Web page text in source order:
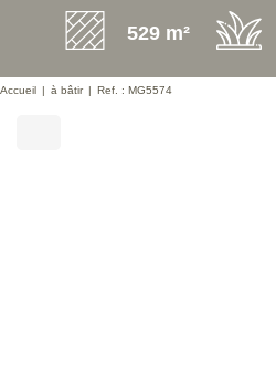
529 m²
Accueil à bâtir Ref. : MG5574